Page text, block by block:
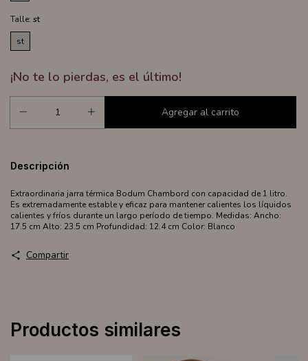
Talle: st
st
¡No te lo pierdas, es el último!
Descripción
Extraordinaria jarra térmica Bodum Chambord con capacidad de 1 litro.
Es extremadamente estable y eficaz para mantener calientes los líquidos
calientes y fríos durante un largo período de tiempo. Medidas: Ancho:
17.5 cm Alto: 23.5 cm Profundidad: 12.4 cm Color: Blanco
Compartir
Productos similares